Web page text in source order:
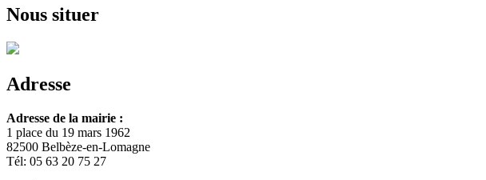
Nous situer
Adresse
Adresse de la mairie :
1 place du 19 mars 1962
82500 Belbèze-en-Lomagne
Tél: 05 63 20 75 27